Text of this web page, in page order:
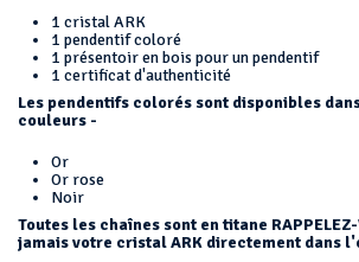
1 cristal ARK
1 pendentif coloré
1 présentoir en bois pour un pendentif
1 certificat d'authenticité
Les pendentifs colorés sont disponibles
couleurs -
Or
Or rose
Noir
Toutes les chaînes sont en titane
jamais votre cristal ARK directement dans